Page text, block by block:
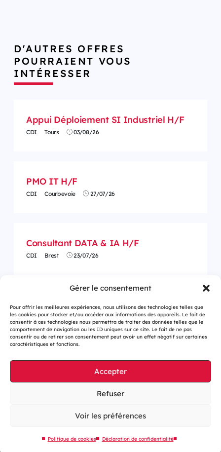
Gérer le consentement
Pour offrir les meilleures expériences, nous utilisons des technologies telles que
les cookies pour stocker et/ou accéder aux informations des appareils. Le fait de
consentir à ces technologies nous permettra de traiter des données telles que le
comportement de navigation ou les ID uniques sur ce site. Le fait de ne pas
consentir ou de retirer son consentement peut avoir un effet négatif sur certaines
caractéristiques et fonctions.
Accepter
Refuser
Voir les préférences
Politique de cookies Déclaration de confidentialité
D'AUTRES OFFRES
POURRAIENT VOUS
INTÉRESSER
Appui Déploiement SI Industriel H/F
CDI Tours 03/08/26
PMO IT H/F
CDI Courbevoie 27/07/26
Consultant DATA & IA H/F
CDI Brest 23/07/26
Gestion des cookies
Mentions légales
Plan du site